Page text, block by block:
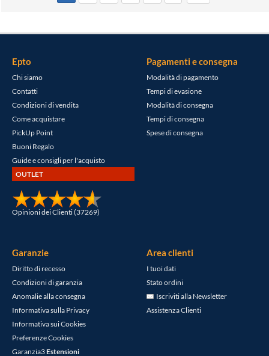
Epto
Chi siamo
Contatti
Condizioni di vendita
Come acquistare
PickUp Point
Buoni Regalo
Guide e consigli per l'acquisto
OUTLET
Opinioni dei Clienti (37269)
Pagamenti e consegna
Modalità di pagamento
Tempi di evasione
Modalità di consegna
Tempi di consegna
Spese di consegna
Garanzie
Diritto di recesso
Condizioni di garanzia
Anomalie alla consegna
Informativa sulla Privacy
Informativa sui Cookies
Preferenze Cookies
Garanzia3Estensioni
Area clienti
I tuoi dati
Stato ordini
Iscriviti alla Newsletter
Assistenza Clienti